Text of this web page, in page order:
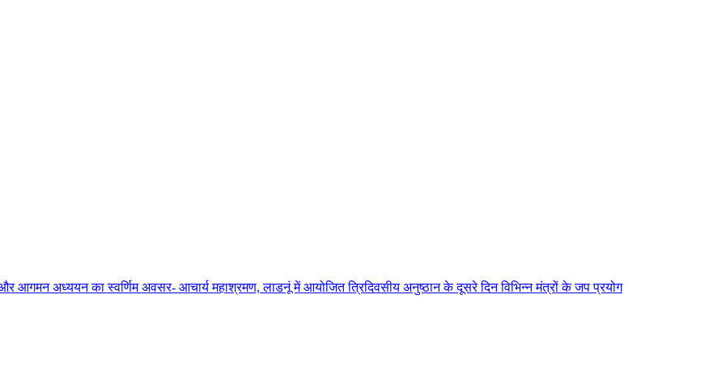
और आगमन अध्ययन का स्वर्णिम अवसर- आचार्य महाश्रमण, लाडनूं में आयोजित त्रिदिवसीय अनुष्ठान के दूसरे दिन विभिन्न मंत्रों के जप प्रयोग